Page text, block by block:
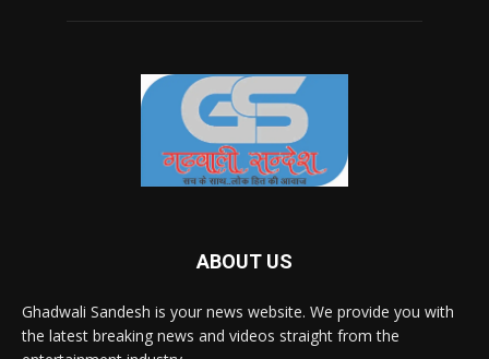
ABOUT US
Ghadwali Sandesh is your news website. We provide you with
the latest breaking news and videos straight from the